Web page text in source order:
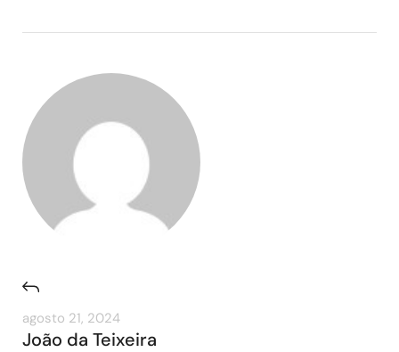
agosto 21, 2024
João da Teixeira